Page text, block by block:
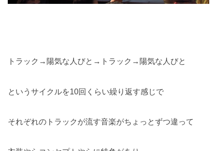
トラック→陽気な人びと→トラック→陽気な人びと
というサイクルを10回くらい繰り返す感じで
それぞれのトラックが流す音楽がちょっとずつ違って